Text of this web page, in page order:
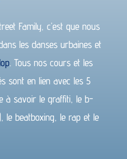
Family, c’est que nous
les danses urbaines et
. Tous nos cours et les
sont en lien avec les 5
à savoir le graffiti, le b-
le beatboxing, le rap et le